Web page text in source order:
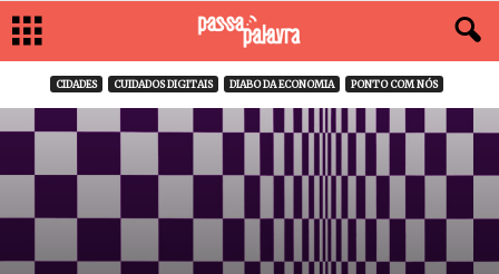
CIDADES CUIDADOS DIGITAIS DIABO DA ECONOMIA PONTO COM NÓS